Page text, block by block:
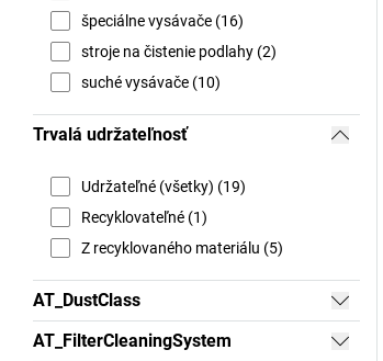
špeciálne vysávače (16)
stroje na čistenie podlahy (2)
suché vysávače (10)
Trvalá udržateľnosť
Udržateľné (všetky) (19)
Recyklovateľné (1)
Z recyklovaného materiálu (5)
AT_DustClass
AT_FilterCleaningSystem